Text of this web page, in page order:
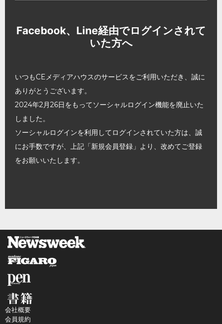
Facebook、Line経由でログインされて
いた方へ
いつもCEメディアハウスのサービスをご利用いただき、誠に
ありがとうございます。
2024年2月26日をもってソーシャルログイン機能を廃止いた
しました。
ソーシャルログインを利用してログインされていた方は、誠
にお手数ですが、上記「新規会員登録」より、改めてご登録
をお願いいたします。
会社概要
会員規約